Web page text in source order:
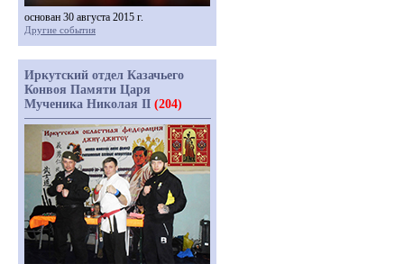
основан 30 августа 2015 г.
Другие события
Иркутский отдел Казачьего
Конвоя Памяти Царя
Мученика Николая II (204)